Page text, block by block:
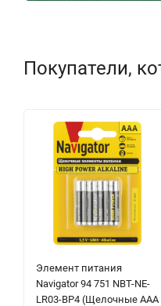
Покупатели,
Элемент питания
Navigator 94 751 NBT-NE-
LR03-BP4 (Щелочные ААА